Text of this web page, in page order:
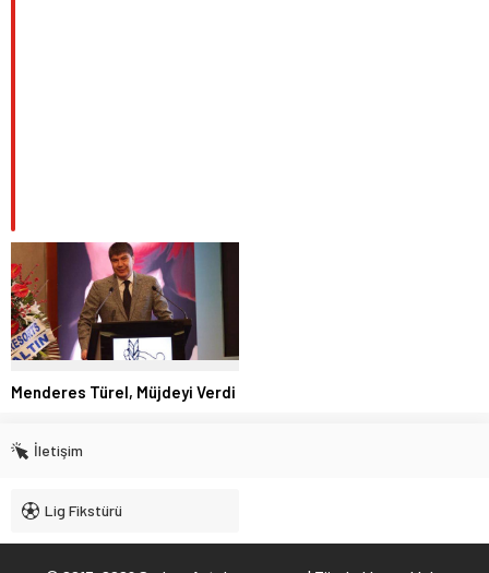
Menderes Türel, Müjdeyi Verdi
İletişim
Lig Fikstürü